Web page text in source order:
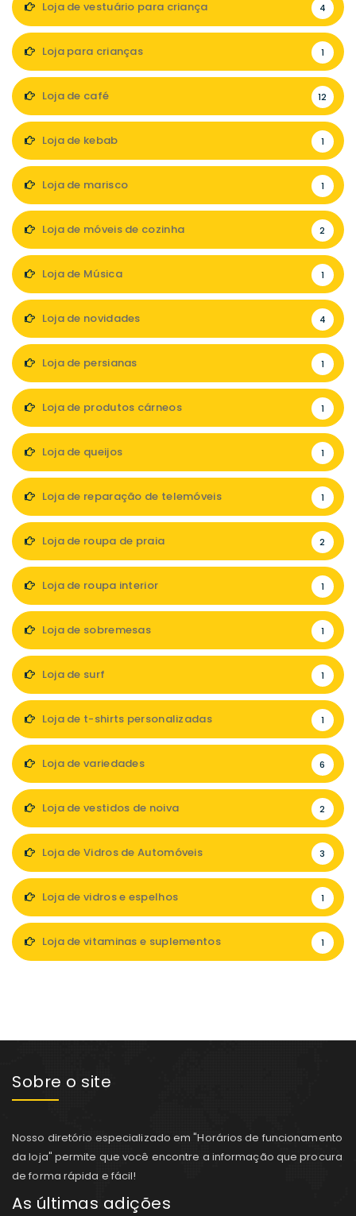
Loja de vestuário para criança 4
Loja para crianças 1
Loja de café 12
Loja de kebab 1
Loja de marisco 1
Loja de móveis de cozinha 2
Loja de Música 1
Loja de novidades 4
Loja de persianas 1
Loja de produtos cárneos 1
Loja de queijos 1
Loja de reparação de telemóveis 1
Loja de roupa de praia 2
Loja de roupa interior 1
Loja de sobremesas 1
Loja de surf 1
Loja de t-shirts personalizadas 1
Loja de variedades 6
Loja de vestidos de noiva 2
Loja de Vidros de Automóveis 3
Loja de vidros e espelhos 1
Loja de vitaminas e suplementos 1
Sobre o site
Nosso diretório especializado em "Horários de funcionamento
da loja" permite que você encontre a informação que procura
de forma rápida e fácil!
As últimas adições